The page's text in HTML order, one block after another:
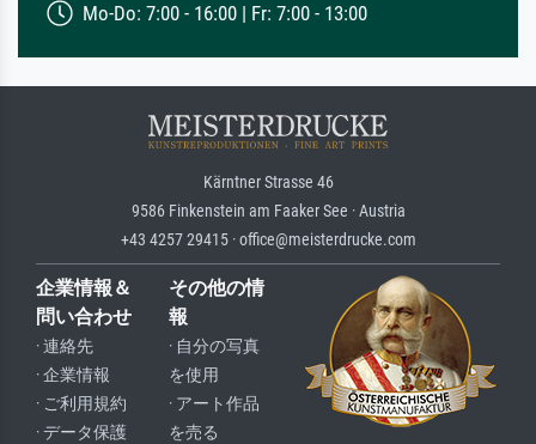
Mo-Do: 7:00 - 16:00 | Fr: 7:00 - 13:00
Kärntner Strasse 46
9586 Finkenstein am Faaker See · Austria
+43 4257 29415 · office@meisterdrucke.com
企業情報＆
問い合わせ
· 連絡先
· 企業情報
· ご利用規約
· データ保護
その他の情
報
· 自分の写真
を使用
· アート作品
を売る